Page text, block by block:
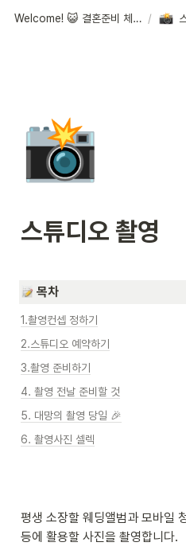
Welcome! 😺 결혼준비 체크리스트 /
📸
스튜디오 촬영
목차
1.촬영컨셉 정하기
2.스튜디오 예약하기
3.촬영 준비하기
4. 촬영 전날 준비할 것
5. 대망의 촬영 당일 🎉
6. 촬영사진 셀렉
평생 소장할 웨딩앨범과 모바일
등에 활용할 사진을 촬영합니다.